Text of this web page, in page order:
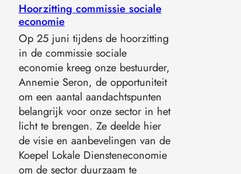
Hoorzitting commissie sociale
economie
Op 25 juni tijdens de hoorzitting
in de commissie sociale
economie kreeg onze bestuurder,
Annemie Seron, de opportuniteit
om een aantal aandachtspunten
belangrijk voor onze sector in het
licht te brengen. Ze deelde hier
de visie en aanbevelingen van de
Koepel Lokale Diensteneconomie
om de sector duurzaam te